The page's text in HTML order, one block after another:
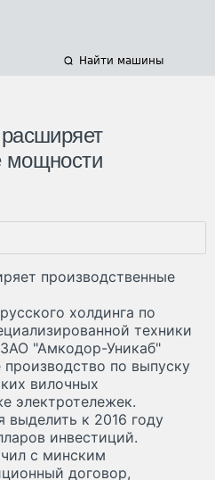
Найти машины
мощности
производственные
холдинга по
техники
"Амкодор-Уникаб"
по выпуску
вилочных
электротележек.
выделить к 2016 году
инвестиций.
с минским
договор,